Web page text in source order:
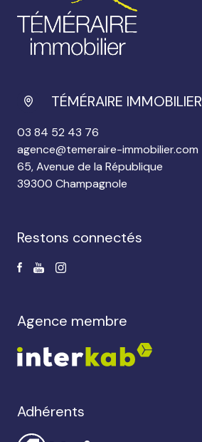
TÉMÉRAIRE IMMOBILIER
03 84 52 43 76
agence@temeraire-immobilier.com
65, Avenue de la République
39300 Champagnole
restons connectés
agence membre
Adhérents